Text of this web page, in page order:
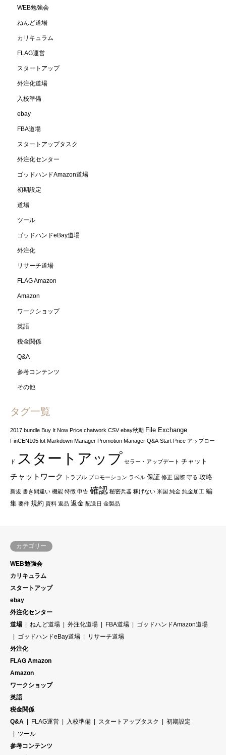
WEB勉強会
ねんど道場
カリキュラム
FLAG運営
スタートアップ
外注化道場
入校準備
ebay
FBA道場
スタートアップタスク
外注化センター
ゴッドハンドAmazon道場
初期設定
道場
ツール
ゴッドハンドeBay道場
外注化
リサーチ道場
FLAG Amazon
Amazon
ワークショップ
英語
税金関係
Q&A
参考コンテンツ
その他
タグ一覧
2017 bundle Buy It Now Price chatwork CSV ebay秋期 File Exchange
FinCEN105 lot Markdown Manager Promotion Manager Q&A Start Price アップロー
ド スタートアップ セラー・アップデート チャット
チャットワーク トラブル プロモーション ラベル 保証 修正 国際 守る 攻略
新規 書き間違い 機能 特徴 申告 確認 秘密兵器 稼げない 米国 純金 純金加工 編
集 要件 規約 資料 返品 返金 配送日 金製品
カテゴリー
WEB勉強会
カリキュラム
スタートアップ
ebay
外注化センター
道場
ねんど道場 外注化道場 FBA道場
ゴッドハンドAmazon道場
ゴッドハンドeBay道場
リサーチ道場
外注化
FLAG Amazon
Amazon
ワークショップ
英語
税金関係
Q&A
FLAG運営 入校準備 スタートアップタスク
初期設定
ツール
参考コンテンツ